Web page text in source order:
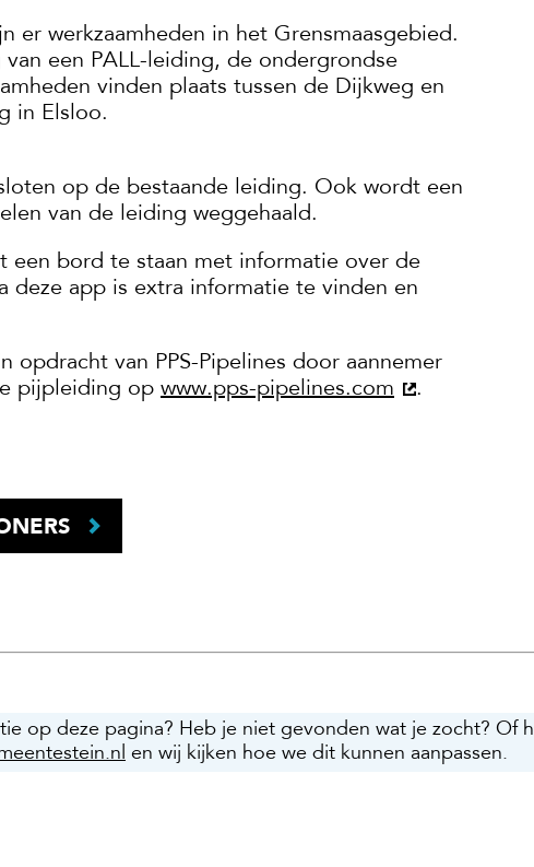
er werkzaamheden in het Grensmaasgebied.
een PALL-leiding, de ondergrondse
vinden plaats tussen de Dijkweg en
in Elsloo.
op de bestaande leiding. Ook wordt een
van de leiding weggehaald.
een bord te staan met informatie over de
deze app is extra informatie te vinden en
opdracht van PPS-Pipelines door aannemer
pijpleiding op www.pps-pipelines.com .
op deze pagina? Heb je niet gevonden wat je zocht? Of
en wij kijken hoe we dit kunnen aanpassen.